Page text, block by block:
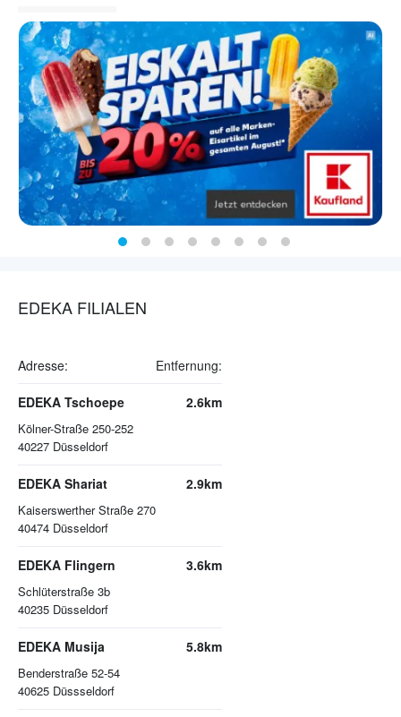
EDEKA FILIALEN
Adresse: Entfernung:
EDEKA Tschoepe
Kölner-Straße 250-252
40227 Düsseldorf
2.6km
EDEKA Shariat
Kaiserswerther Straße 270
40474 Düsseldorf
2.9km
EDEKA Flingern
Schlüterstraße 3b
40235 Düsseldorf
3.6km
EDEKA Musija
Benderstraße 52-54
40625 Düssseldorf
5.8km